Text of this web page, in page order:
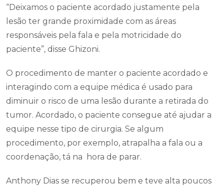
“Deixamos o paciente acordado justamente pela
lesão ter grande proximidade com as áreas
responsáveis pela fala e pela motricidade do
paciente”, disse Ghizoni.
O procedimento de manter o paciente acordado e
interagindo com a equipe médica é usado para
diminuir o risco de uma lesão durante a retirada do
tumor. Acordado, o paciente consegue até ajudar a
equipe nesse tipo de cirurgia. Se algum
procedimento, por exemplo, atrapalha a fala ou a
coordenação, tá na hora de parar.
Anthony Dias se recuperou bem e teve alta poucos